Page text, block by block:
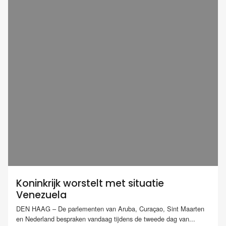
Koninkrijk worstelt met situatie
Venezuela
DEN HAAG – De parlementen van Aruba, Curaçao, Sint Maarten
en Nederland bespraken vandaag tijdens de tweede dag van...